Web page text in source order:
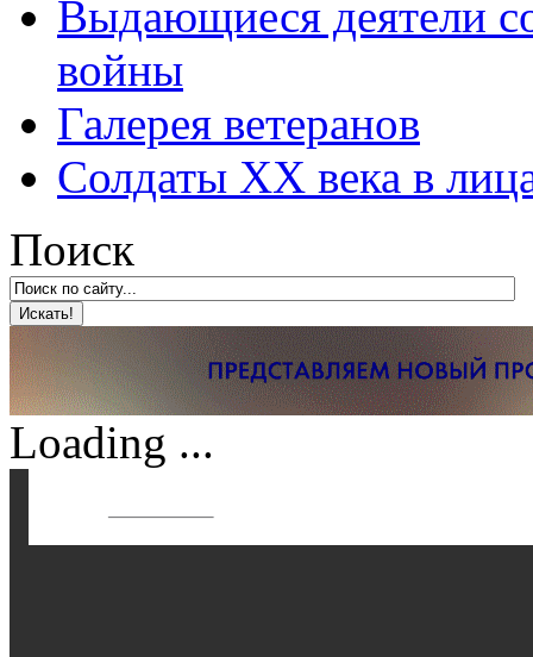
Выдающиеся деятели
войны
Галерея ветеранов
Солдаты XX века в
Поиск
Loading ...